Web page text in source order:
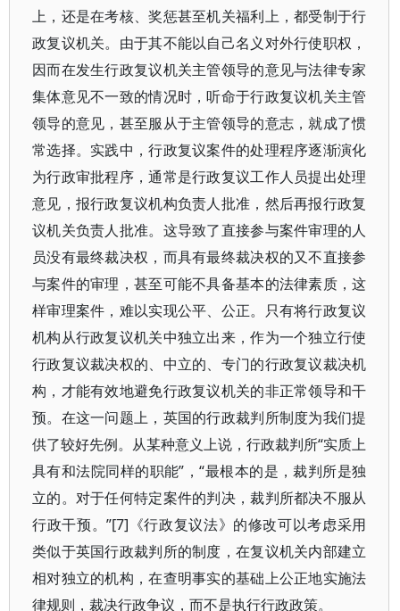
上，还是在考核、奖惩甚至机关福利上，都受制于行
政复议机关。由于其不能以自己名义对外行使职权，
因而在发生行政复议机关主管领导的意见与法律专家
集体意见不一致的情况时，听命于行政复议机关主管
领导的意见，甚至服从于主管领导的意志，就成了惯
常选择。实践中，行政复议案件的处理程序逐渐演化
为行政审批程序，通常是行政复议工作人员提出处理
意见，报行政复议机构负责人批准，然后再报行政复
议机关负责人批准。这导致了直接参与案件审理的人
员没有最终裁决权，而具有最终裁决权的又不直接参
与案件的审理，甚至可能不具备基本的法律素质，这
样审理案件，难以实现公平、公正。只有将行政复议
机构从行政复议机关中独立出来，作为一个独立行使
行政复议裁决权的、中立的、专门的行政复议裁决机
构，才能有效地避免行政复议机关的非正常领导和干
预。在这一问题上，英国的行政裁判所制度为我们提
供了较好先例。从某种意义上说，行政裁判所“实质上
具有和法院同样的职能”，“最根本的是，裁判所是独
立的。对于任何特定案件的判决，裁判所都决不服从
行政干预。”[7]《行政复议法》的修改可以考虑采用
类似于英国行政裁判所的制度，在复议机关内部建立
相对独立的机构，在查明事实的基础上公正地实施法
律规则，裁决行政争议，而不是执行行政政策。